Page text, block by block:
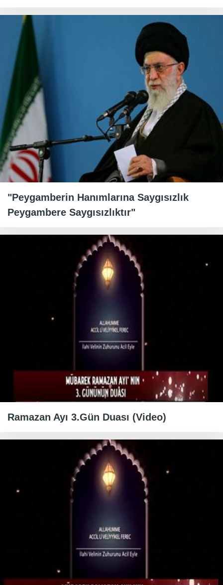
"Peygamberin Hanımlarına Saygısızlık
Peygambere Saygısızlıktır"
Ramazan Ayı 3.Gün Duası (Video)